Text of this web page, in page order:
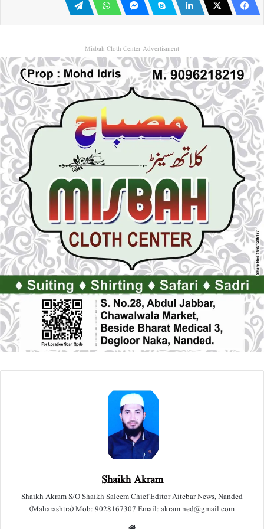
Misbah Cloth Center Advertisment
Shaikh Akram
Shaikh Akram S/O Shaikh Saleem Chief Editor Aitebar News, Nanded
(Maharashtra) Mob: 9028167307 Email: akram.ned@gmail.com